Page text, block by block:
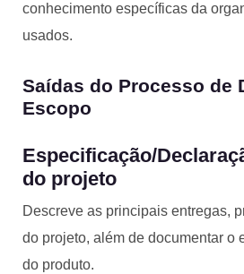
conhecimento específicas da
usados.
Saídas do Processo de
Escopo
Especificação/
do projeto
Descreve as principais entregas,
do projeto, além de documentar o
do produto.